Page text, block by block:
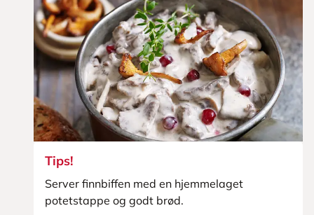
Tips!
Server finnbiffen med en hjemmelaget
potetstappe og godt brød.